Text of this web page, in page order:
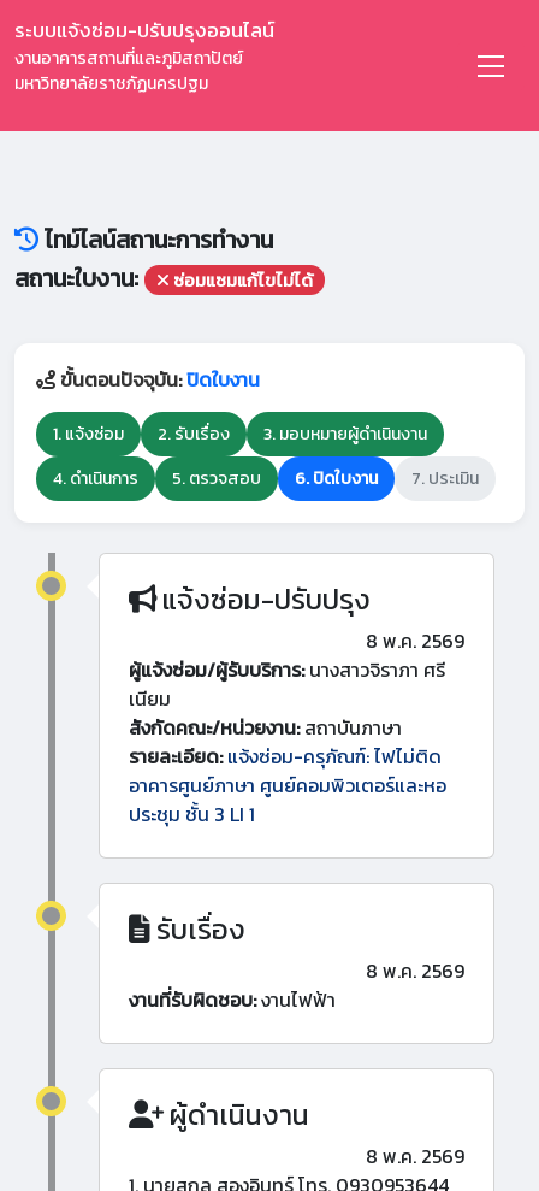
ระบบแจ้งซ่อม-ปรับปรุงออนไลน์
งานอาคารสถานที่และภูมิสถาปัตย์
มหาวิทยาลัยราชภัฏนครปฐม
ไทม์ไลน์สถานะการทำงาน
สถานะใบงาน:
ซ่อมแซมแก้ไขไม่ได้
ขั้นตอนปัจจุบัน:ปิดใบงาน
1. แจ้งซ่อม 2. รับเรื่อง
3. มอบหมายผู้ดำเนินงาน
4. ดำเนินการ
5. ตรวจสอบ 6. ปิดใบงาน 7. ประเมิน
แจ้งซ่อม-ปรับปรุง
8 พ.ค. 2569
ผู้แจ้งซ่อม/ผู้รับบริการ:นางสาวจิราภา ศรี
เนียม
สังกัดคณะ/หน่วยงาน:สถาบันภาษา
รายละเอียด: แจ้งซ่อม-ครุภัณฑ์: ไฟไม่ติด
อาคารศูนย์ภาษา ศูนย์คอมพิวเตอร์และหอ
ประชุม ชั้น 3 LI 1
รับเรื่อง
8 พ.ค. 2569
งานที่รับผิดชอบ:งานไฟฟ้า
ผู้ดำเนินงาน
8 พ.ค. 2569